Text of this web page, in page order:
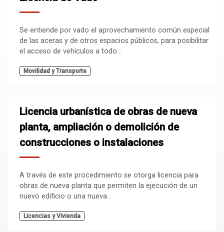
Se entiende por vado el aprovechamiento común especial
de las aceras y de otros espacios públicos, para posibilitar
el acceso de vehículos a todo...
Movilidad y Transporte
Licencia urbanística de obras de nueva
planta, ampliación o demolición de
construcciones o instalaciones
A través de este procedimiento se otorga licencia para
obras de nueva planta que permiten la ejecución de un
nuevo edificio o una nueva...
Licencias y Vivienda